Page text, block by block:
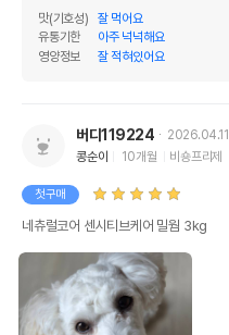
맛(기호성)
잘 먹어요
유통기한
아주 넉넉해요
영양정보
잘 적혀있어요
버디119224
2026.04.11
콩순이
10개월 비숑프리제
첫구매
네츄럴코어 센시티브케어 밀웜 3kg